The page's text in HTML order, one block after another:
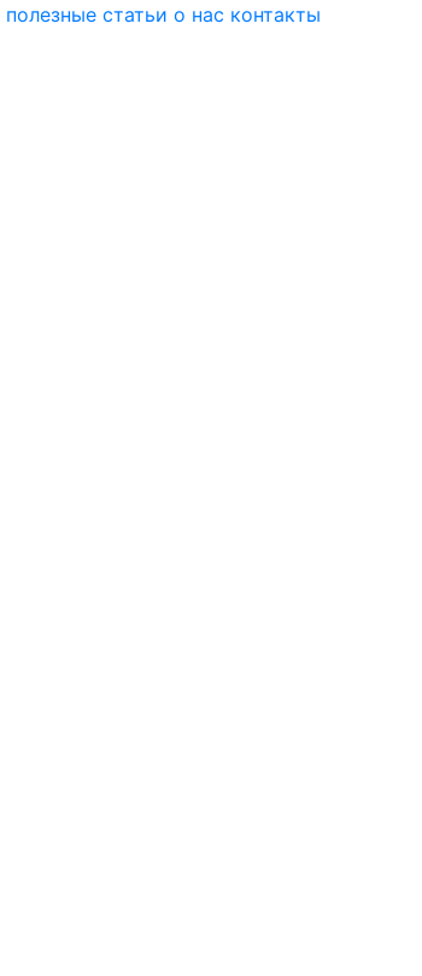
полезные статьи о нас контакты